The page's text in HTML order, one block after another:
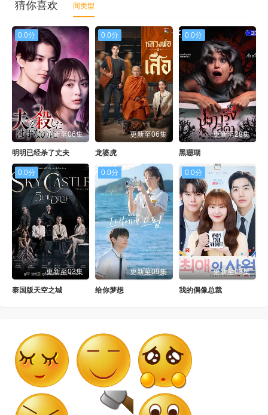
猜你喜欢 同类型
0.0分
更新至06集
明明已经杀了丈夫
0.0分
更新至06集
龙婆虎
0.0分
更新至28集
黑珊瑚
0.0分
更新至03集
泰国版天空之城
0.0分
更新至09集
给你梦想
0.0分
更新至03集
我的偶像总裁